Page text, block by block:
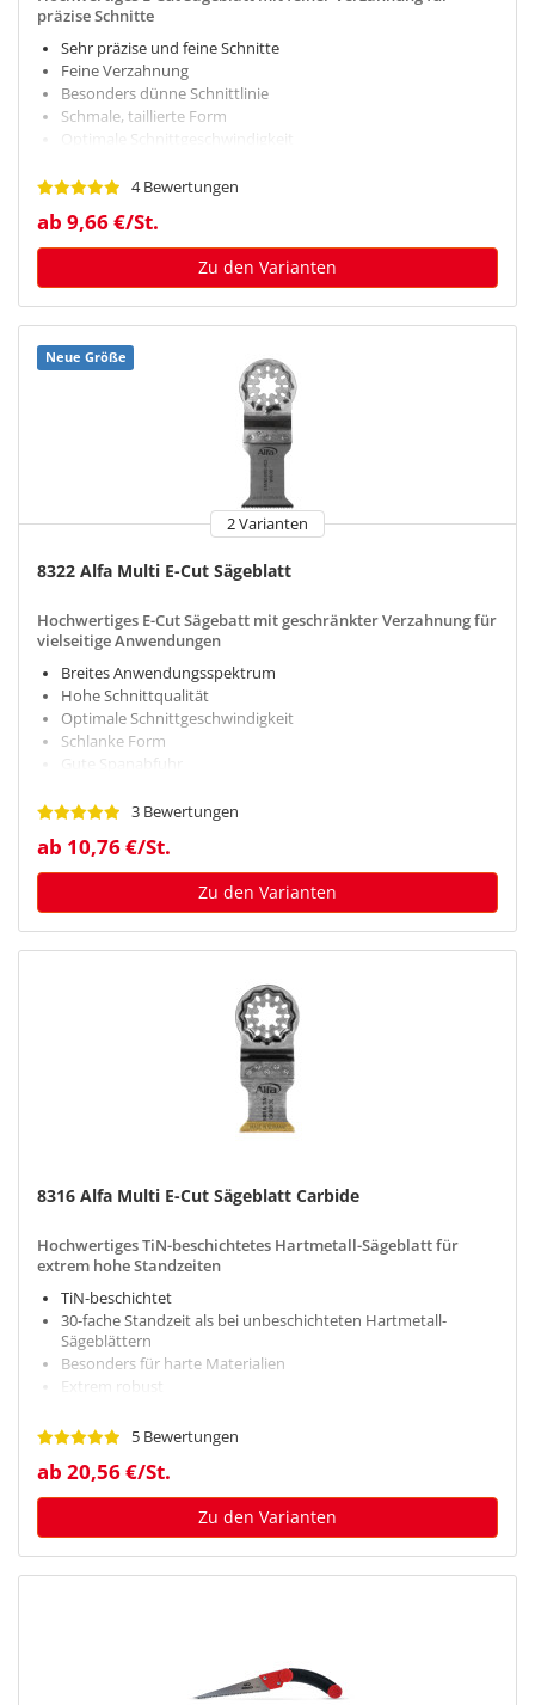
präzise Schnitte
Sehr präzise und feine Schnitte
Feine Verzahnung
Besonders dünne Schnittlinie
Schmale, taillierte Form
Optimale Schnittgeschwindigkeit
4 Bewertungen
ab 9,66 €/St.
Zu den Varianten
Neue Größe
2 Varianten
8322 Alfa Multi E-Cut Sägeblatt
Hochwertiges E-Cut Sägebatt mit geschränkter Verzahnung für
vielseitige Anwendungen
Breites Anwendungsspektrum
Hohe Schnittqualität
Optimale Schnittgeschwindigkeit
Schlanke Form
Gute Spanabfuhr
3 Bewertungen
ab 10,76 €/St.
Zu den Varianten
8316 Alfa Multi E-Cut Sägeblatt Carbide
Hochwertiges TiN-beschichtetes Hartmetall-Sägeblatt für
extrem hohe Standzeiten
TiN-beschichtet
30-fache Standzeit als bei unbeschichteten Hartmetall-
Sägeblättern
Besonders für harte Materialien
Extrem robust
5 Bewertungen
ab 20,56 €/St.
Zu den Varianten